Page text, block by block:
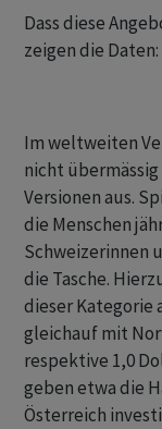
Dass diese
zeigen die Daten:
Im weltweiten
nicht
Versionen aus.
die Menschen
Schweizerinnen
die Tasche.
dieser Kategorie
gleichauf mit
respektive 1,0
geben etwa die
Österreich